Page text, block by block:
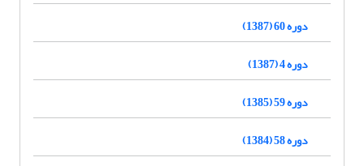
دوره 60 (1387)
دوره 4 (1387)
دوره 59 (1385)
دوره 58 (1384)